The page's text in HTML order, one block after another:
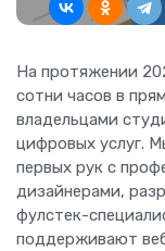
На протяжении
сотни часов в
владельцами
цифровых услуг.
первых рук с
дизайнерами,
фулстек-
поддерживают